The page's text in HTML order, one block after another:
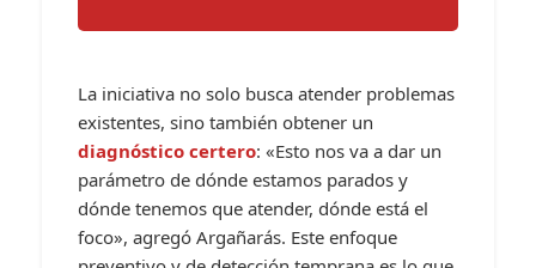
La iniciativa no solo busca atender problemas
existentes, sino también obtener un
diagnóstico certero: «Esto nos va a dar un
parámetro de dónde estamos parados y
dónde tenemos que atender, dónde está el
foco», agregó Argañarás. Este enfoque